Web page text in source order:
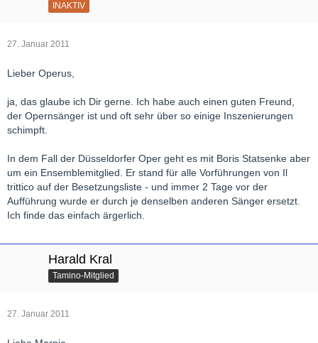
INAKTIV
27. Januar 2011
Lieber Operus,
ja, das glaube ich Dir gerne. Ich habe auch einen guten Freund,
der Opernsänger ist und oft sehr über so einige Inszenierungen
schimpft.
In dem Fall der Düsseldorfer Oper geht es mit Boris Statsenke aber
um ein Ensemblemitglied. Er stand für alle Vorführungen von Il
trittico auf der Besetzungsliste - und immer 2 Tage vor der
Aufführung wurde er durch je denselben anderen Sänger ersetzt.
Ich finde das einfach ärgerlich.
Harald Kral
Tamino-Mitglied
27. Januar 2011